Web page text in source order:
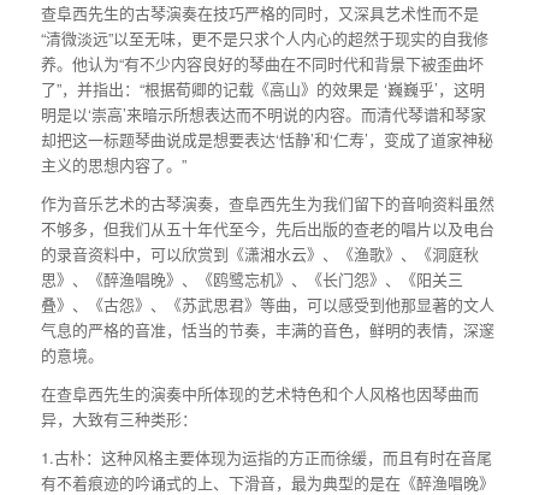
查阜西先生的古琴演奏在技巧严格的同时，又深具艺术性而不是
“清微淡远”以至无味，更不是只求个人内心的超然于现实的自我修
养。他认为“有不少内容良好的琴曲在不同时代和背景下被歪曲坏
了”，并指出：“根据荀卿的记载《高山》的效果是 ‘巍巍乎’，这明
明是以‘崇高’来暗示所想表达而不明说的内容。而清代琴谱和琴家
却把这一标题琴曲说成是想要表达‘恬静’和‘仁寿’，变成了道家神秘
主义的思想内容了。”
作为音乐艺术的古琴演奏，查阜西先生为我们留下的音响资料虽然
不够多，但我们从五十年代至今，先后出版的查老的唱片以及电台
的录音资料中，可以欣赏到《潇湘水云》、《渔歌》、《洞庭秋
思》、《醉渔唱晚》、《鸥鹭忘机》、《长门怨》、《阳关三
叠》、《古怨》、《苏武思君》等曲，可以感受到他那显著的文人
气息的严格的音准，恬当的节奏，丰满的音色，鲜明的表情，深邃
的意境。
在查阜西先生的演奏中所体现的艺术特色和个人风格也因琴曲而
异，大致有三种类形：
1.古朴：这种风格主要体现为运指的方正而徐缓，而且有时在音尾
有不着痕迹的吟诵式的上、下滑音，最为典型的是在《醉渔唱晚》